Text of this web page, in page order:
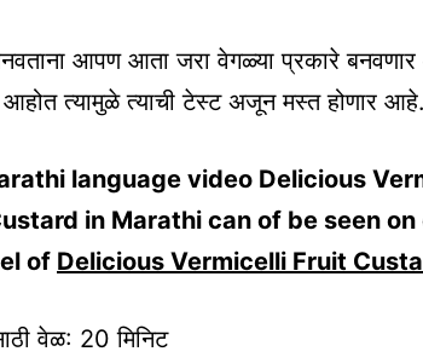
आपण आता जरा वेगळ्या प्रकारे
आहोत त्यामुळे त्याची टेस्ट अजून मस्त होणार आहे.
language video Delicious
in Marathi can of be seen on
of Delicious Vermicelli Fruit
वेळ: 20 मिनिट